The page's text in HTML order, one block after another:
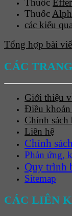
Thuốc
Thuốc
các kiểu
Tổng hợp bài
CÁC
Giới thiệu
Điều
Chính sách
Liên hệ
Chính
Phản ứng,
Quy trình
Sitemap
CÁC LIÊN